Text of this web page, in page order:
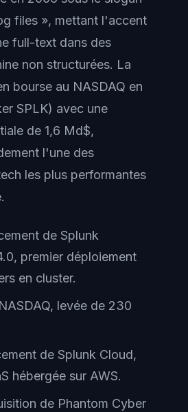
files », mettant l'accent
full-text dans des
non structurées. La
bourse au NASDAQ en
SPLK) avec une
de 1,6 Md$,
l'une des
les plus performantes
de Splunk
premier déploiement
en cluster.
levée de 230
de Splunk Cloud,
hébergée sur AWS.
de Phantom Cyber